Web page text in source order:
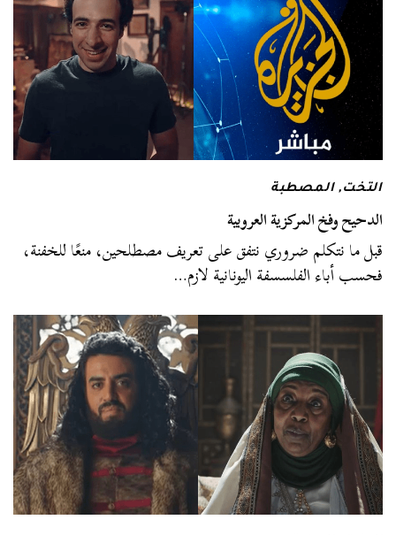
التخت,المصطبة
الدحيح وفخ المركزية العروبية
قبل ما نتكلم ضروري نتفق على تعريف مصطلحين، منعًا للخفنة،
فحسب أباء الفلسسفة اليونانية لازم…